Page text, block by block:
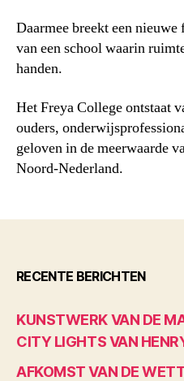
Daarmee breekt een nieuwe
van een school waarin
handen.
Het Freya College ontstaat
ouders,
geloven in de meerwaarde
Noord-Nederland.
RECENTE BERICHTEN
KUNSTWERK VAN DE
CITY LIGHTS VAN
AFKOMST VAN DE